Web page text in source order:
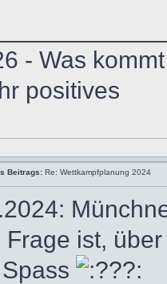
- Was
positives
Beitrags: Re: Wettkampfplanung 2024
Frage ist,